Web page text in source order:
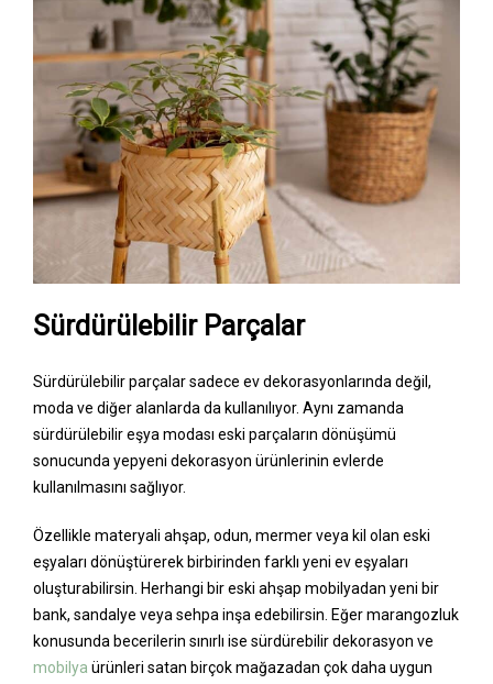
Sürdürülebilir Parçalar
Sürdürülebilir parçalar sadece ev dekorasyonlarında değil,
moda ve diğer alanlarda da kullanılıyor. Aynı zamanda
sürdürülebilir eşya modası eski parçaların dönüşümü
sonucunda yepyeni dekorasyon ürünlerinin evlerde
kullanılmasını sağlıyor.
Özellikle materyali ahşap, odun, mermer veya kil olan eski
eşyaları dönüştürerek birbirinden farklı yeni ev eşyaları
oluşturabilirsin. Herhangi bir eski ahşap mobilyadan yeni bir
bank, sandalye veya sehpa inşa edebilirsin. Eğer marangozluk
konusunda becerilerin sınırlı ise sürdürebilir dekorasyon ve
mobilya ürünleri satan birçok mağazadan çok daha uygun